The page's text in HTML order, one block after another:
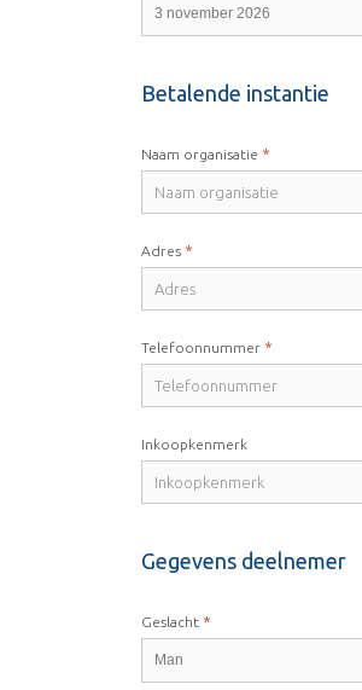
Betalende instantie
Naam organisatie *
Adres *
Telefoonnummer *
Inkoopkenmerk
Gegevens deelnemer
Geslacht *